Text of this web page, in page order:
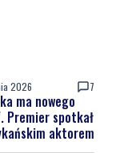
2026 7
ma nowego
Premier spotkał
aktorem